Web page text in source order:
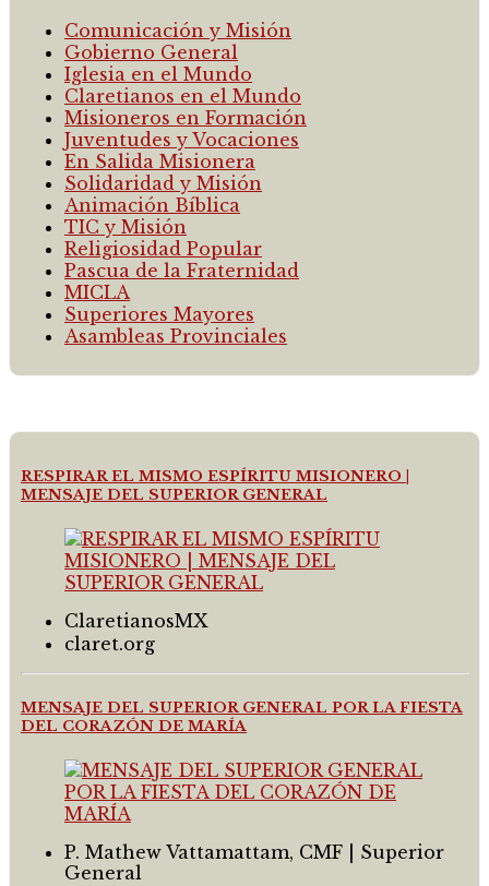
Comunicación y Misión
Gobierno General
Iglesia en el Mundo
Claretianos en el Mundo
Misioneros en Formación
Juventudes y Vocaciones
En Salida Misionera
Solidaridad y Misión
Animación Bíblica
TIC y Misión
Religiosidad Popular
Pascua de la Fraternidad
MICLA
Superiores Mayores
Asambleas Provinciales
RESPIRAR EL MISMO ESPÍRITU MISIONERO |
MENSAJE DEL SUPERIOR GENERAL
ClaretianosMX
claret.org
MENSAJE DEL SUPERIOR GENERAL POR LA FIESTA
DEL CORAZÓN DE MARÍA
P. Mathew Vattamattam, CMF | Superior
General